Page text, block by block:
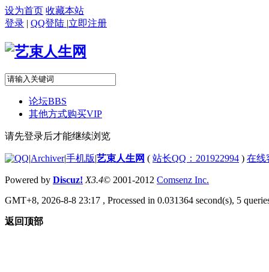
设为首页 收藏本站
登录 | QQ登陆 |立即注册
论坛BBS
其他方式购买VIP
请先登录后才能继续浏览
|Archiver|手机版|艺束人生网 ( 站长QQ：201922994 ) 在线
Powered by Discuz! X3.4© 2001-2012 Comsenz Inc.
GMT+8, 2026-8-8 23:17 , Processed in 0.031364 second(s), 5
返回顶部